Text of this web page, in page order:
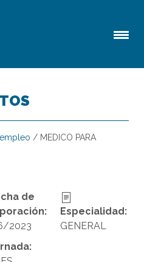
/ MEDICO PARA
de
2023
Especialidad:
GENERAL